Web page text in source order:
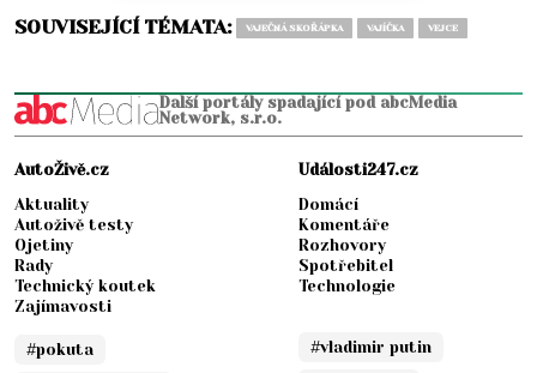
SOUVISEJÍCÍ TÉMATA: VAJEČNÁ SKOŘÁPKA VAJÍČKA VEJCE
Další portály spadající pod abcMedia
Network, s.r.o.
AutoŽivě.cz
Aktuality
Autoživě testy
Ojetiny
Rady
Technický koutek
Zajímavosti
#pokuta
Události247.cz
Domácí
Komentáře
Rozhovory
Spotřebitel
Technologie
#vladimir putin